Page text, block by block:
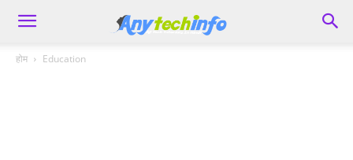
होम Education